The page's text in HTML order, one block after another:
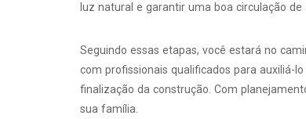
luz natural e garantir uma boa circulação de
Seguindo essas etapas, você estará no
com profissionais qualificados para auxiliá-
finalização da construção. Com
sua família.